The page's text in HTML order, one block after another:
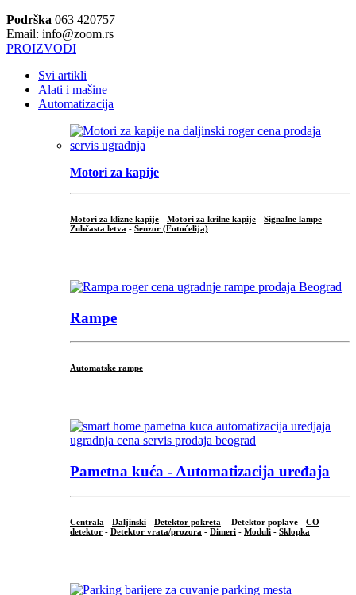
Podrška 063 420757
Email: info@zoom.rs
PROIZVODI
Svi artikli
Alati i mašine
Automatizacija
Motori za kapije
Motori za klizne kapije - Motori za krilne kapije - Signalne lampe -
Zubčasta letva - Senzor (Fotoćelija)
Rampe
Automatske rampe
Pametna kuća - Automatizacija uređaja
Centrala - Daljinski - Detektor pokreta - Detektor poplave - CO
detektor - Detektor vrata/prozora - Dimeri - Moduli - Sklopka